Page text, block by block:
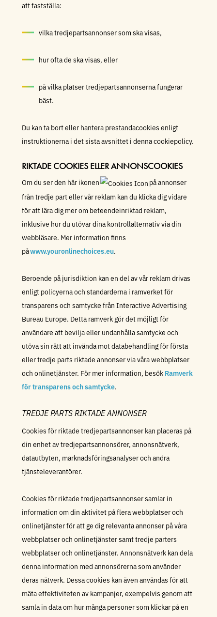
att fastställa:
vilka tredjepartsannonser som ska visas,
hur ofta de ska visas, eller
på vilka platser tredjepartsannonserna fungerar
bäst.
Du kan ta bort eller hantera prestandacookies enligt
instruktionerna i det sista avsnittet i denna cookiepolicy.
RIKTADE COOKIES ELLER ANNONSCOOKIES
Om du ser den här ikonen
på annonser
från tredje part eller vår reklam kan du klicka dig vidare
för att lära dig mer om beteendeinriktad reklam,
inklusive hur du utövar dina kontrollalternativ via din
webbläsare. Mer information finns
påwww.youronlinechoices.eu.
Beroende på jurisdiktion kan en del av vår reklam drivas
enligt policyerna och standarderna i ramverket för
transparens och samtycke från Interactive Advertising
Bureau Europe. Detta ramverk gör det möjligt för
användare att bevilja eller undanhålla samtycke och
utöva sin rätt att invända mot databehandling för första
eller tredje parts riktade annonser via våra webbplatser
och onlinetjänster. För mer information, besök Ramverk
för transparens och samtycke.
TREDJE PARTS RIKTADE ANNONSER
Cookies för riktade tredjepartsannonser kan placeras på
din enhet av tredjepartsannonsörer, annonsnätverk,
datautbyten, marknadsföringsanalyser och andra
tjänsteleverantörer.
Cookies för riktade tredjepartsannonser samlar in
information om din aktivitet på flera webbplatser och
onlinetjänster för att ge dig relevanta annonser på våra
webbplatser och onlinetjänster samt tredje parters
webbplatser och onlinetjänster. Annonsnätverk kan dela
denna information med annonsörerna som använder
deras nätverk. Dessa cookies kan även användas för att
mäta effektiviteten av kampanjer, exempelvis genom att
samla in data om hur många personer som klickar på en